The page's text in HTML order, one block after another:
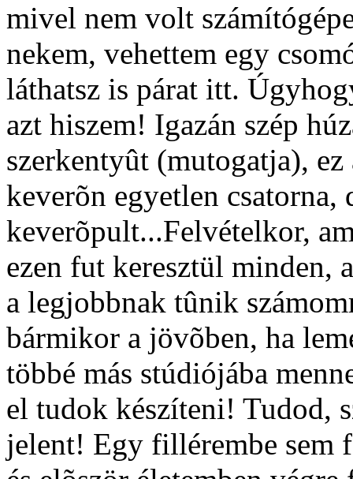
mivel nem volt
nekem, vehettem egy
láthatsz is párat itt.
azt hiszem! Igazán szép
szerkentyût (mutogatja),
keverõn egyetlen
keverõpult...Felvételkor,
ezen fut keresztül minden,
a legjobbnak tûnik
bármikor a jövõben, ha
többé más stúdiójába
el tudok készíteni! Tudod,
jelent! Egy fillérembe sem